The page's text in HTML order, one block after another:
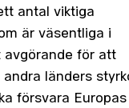
antal viktiga
är väsentliga i
avgörande för att
länders
försvara Europas